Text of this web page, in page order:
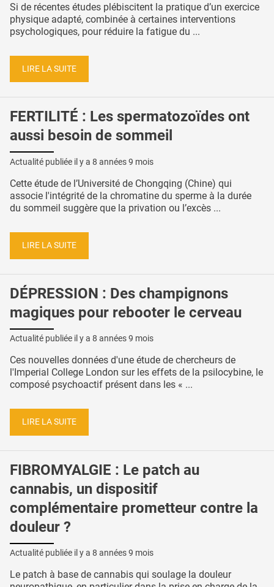
Si de récentes études plébiscitent la pratique d’un exercice
physique adapté, combinée à certaines interventions
psychologiques, pour réduire la fatigue du ...
LIRE LA SUITE
FERTILITÉ : Les spermatozoïdes ont
aussi besoin de sommeil
Actualité publiée il y a 8 années 9 mois
Cette étude de l’Université de Chongqing (Chine) qui
associe l'intégrité de la chromatine du sperme à la durée
du sommeil suggère que la privation ou l’excès ...
LIRE LA SUITE
DÉPRESSION : Des champignons
magiques pour rebooter le cerveau
Actualité publiée il y a 8 années 9 mois
Ces nouvelles données d'une étude de chercheurs de
l'Imperial College London sur les effets de la psilocybine, le
composé psychoactif présent dans les « ...
LIRE LA SUITE
FIBROMYALGIE : Le patch au
cannabis, un dispositif
complémentaire prometteur contre la
douleur ?
Actualité publiée il y a 8 années 9 mois
Le patch à base de cannabis qui soulage la douleur